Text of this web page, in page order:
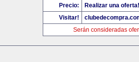
Precio:
Realizar una oferta!
Visitar!
Serán consideradas